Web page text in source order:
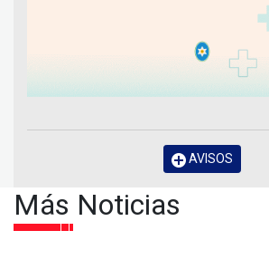
AVISOS
Más Noticias